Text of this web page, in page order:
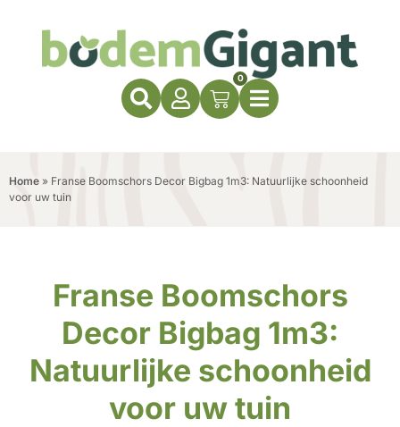
0
Home » Franse Boomschors Decor Bigbag 1m3: Natuurlijke schoonheid
voor uw tuin
Franse Boomschors
Decor Bigbag 1m3:
Natuurlijke schoonheid
voor uw tuin